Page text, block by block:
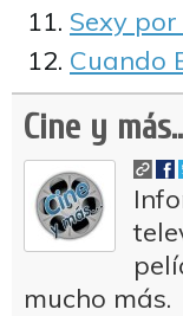
Sexy
Cuando
Cine y
mucho más.